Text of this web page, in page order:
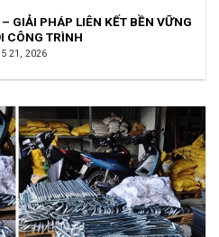
GIẢI PHÁP LIÊN KẾT BỀN VỮNG
CÔNG TRÌNH
21, 2026